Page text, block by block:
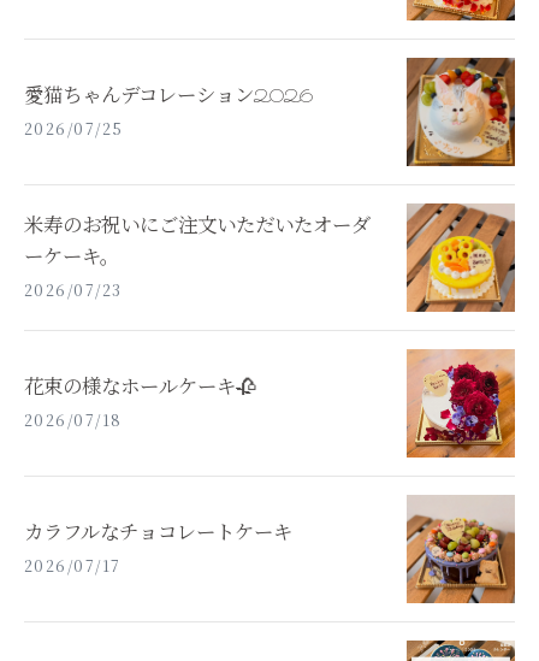
愛猫ちゃんデコレーション2026
2026/07/25
米寿のお祝いにご注文いただいたオーダ
ーケーキ。
2026/07/23
花束の様なホールケーキ🥀
2026/07/18
カラフルなチョコレートケーキ
2026/07/17